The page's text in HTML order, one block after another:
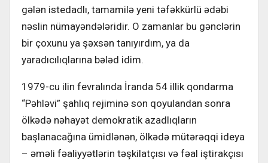
gələn istedadlı, tamamilə yeni təfəkkürlü ədəbi
nəslin nümayəndələridir. O zamanlar bu gənclərin
bir çoxunu ya şəxsən tanıyırdım, ya da
yaradıcılıqlarına bələd idim.
1979-cu ilin fevralında İranda 54 illik qondarma
“Pəhləvi” şahlıq rejiminə son qoyulandan sonra
ölkədə nəhayət demokratik azadlıqların
başlanacağına ümidlənən, ölkədə mütərəqqi ideya
– əməli fəaliyyətlərin təşkilatçısı və fəal iştirakçısı